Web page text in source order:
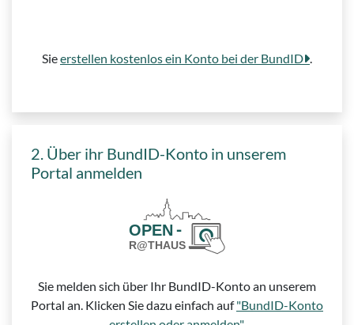
Sieerstellen kostenlos ein Konto bei der BundID .
2. Über ihr BundID-Konto in unserem
Portal anmelden
Sie melden sich über Ihr BundID-Konto an unserem
Portal an. Klicken Sie dazu einfach auf"BundID-Konto